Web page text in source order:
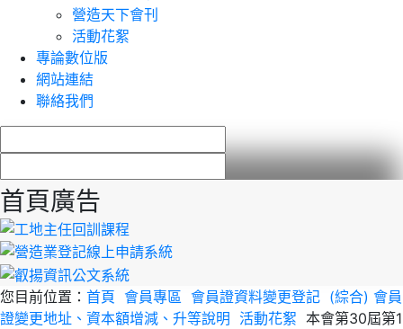
營造天下會刊
活動花絮
專論數位版
網站連結
聯絡我們
首頁廣告
您目前位置： 首頁 會員專區 會員證資料變更登記 (綜合) 會員
證變更地址、資本額增減、升等說明 活動花絮 本會第30屆第1